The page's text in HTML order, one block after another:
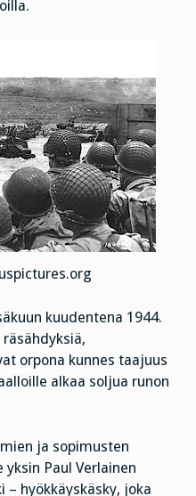
kuudentena 1944.
orpona kunnes taajuus
alkaa soljua runon
ja sopimusten
Paul Verlainen
– hyökkäyskäsky, joka